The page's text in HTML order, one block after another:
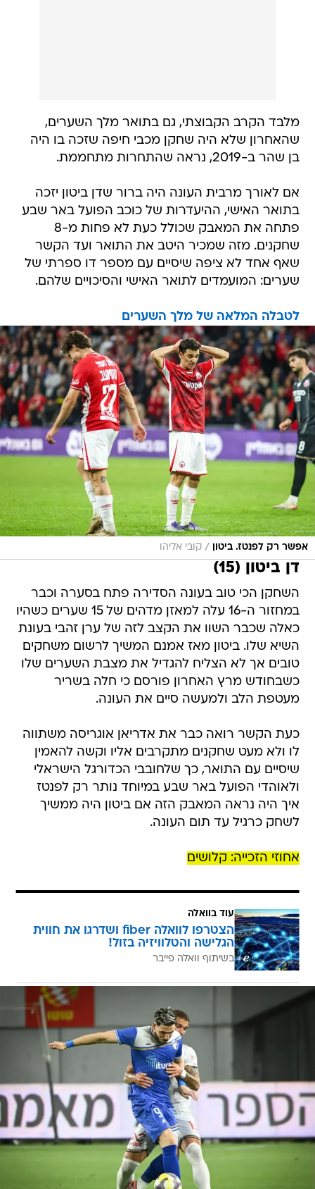
מלבד הקרב הקבוצתי, גם בתואר מלך השערים,
שהאחרון שלא היה שחקן מכבי חיפה שזכה בו היה
בן שהר ב-2019, נראה שהתחרות מתחממת.
אם לאורך מרבית העונה היה ברור שדן ביטון יזכה
בתואר האישי, ההיעדרות של כוכב הפועל באר שבע
פתחה את המאבק שכולל כעת לא פחות מ-8
שחקנים. מזה שמכיר היטב את התואר ועד הקשר
שאף אחד לא ציפה שיסיים עם מספר דו ספרתי של
שערים: המועמדים לתואר האישי והסיכויים שלהם.
לטבלה המלאה של מלך השערים
אפשר רק לפנטז. ביטון / קובי אליהו
דן ביטון (15)
השחקן הכי טוב בעונה הסדירה פתח בסערה וכבר
במחזור ה-16 עלה למאזן מדהים של 15 שערים כשהיו
כאלה שכבר השוו את הקצב לזה של ערן זהבי בעונת
השיא שלו. ביטון מאז אמנם המשיך לרשום משחקים
טובים אך לא הצליח להגדיל את מצבת השערים שלו
כשבחודש מרץ האחרון פורסם כי חלה בשריר
מעטפת הלב ולמעשה סיים את העונה.
כעת הקשר רואה כבר את אדריאן אוגריסה משתווה
לו ולא מעט שחקנים מתקרבים אליו וקשה להאמין
שיסיים עם התואר, כך שלחובבי הכדורגל הישראלי
ולאוהדי הפועל באר שבע במיוחד נותר רק לפנטז
איך היה נראה המאבק הזה אם ביטון היה ממשיך
לשחק כרגיל עד תום העונה.
אחוזי הזכייה: קלושים
עוד בוואלה
הצטרפו לוואלה fiber ושדרגו את חווית
הגלישה והטלוויזיה בזול!
בשיתוף וואלה פייבר